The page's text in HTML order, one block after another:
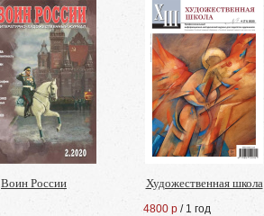
Воин России Художественная школа
4800 р / 1 год